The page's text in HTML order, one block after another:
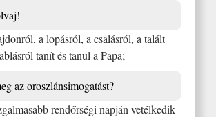
a lopásról, a csalásról, a talált
tanít és tanul a Papa;
az oroszlánsimogatást?
rendőrségi napján vetélkedik